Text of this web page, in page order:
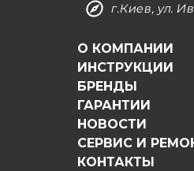
г.Киев, ул.
О КОМПАНИИ
ИНСТРУКЦИИ
БРЕНДЫ
ГАРАНТИИ
НОВОСТИ
СЕРВИС И
КОНТАКТЫ